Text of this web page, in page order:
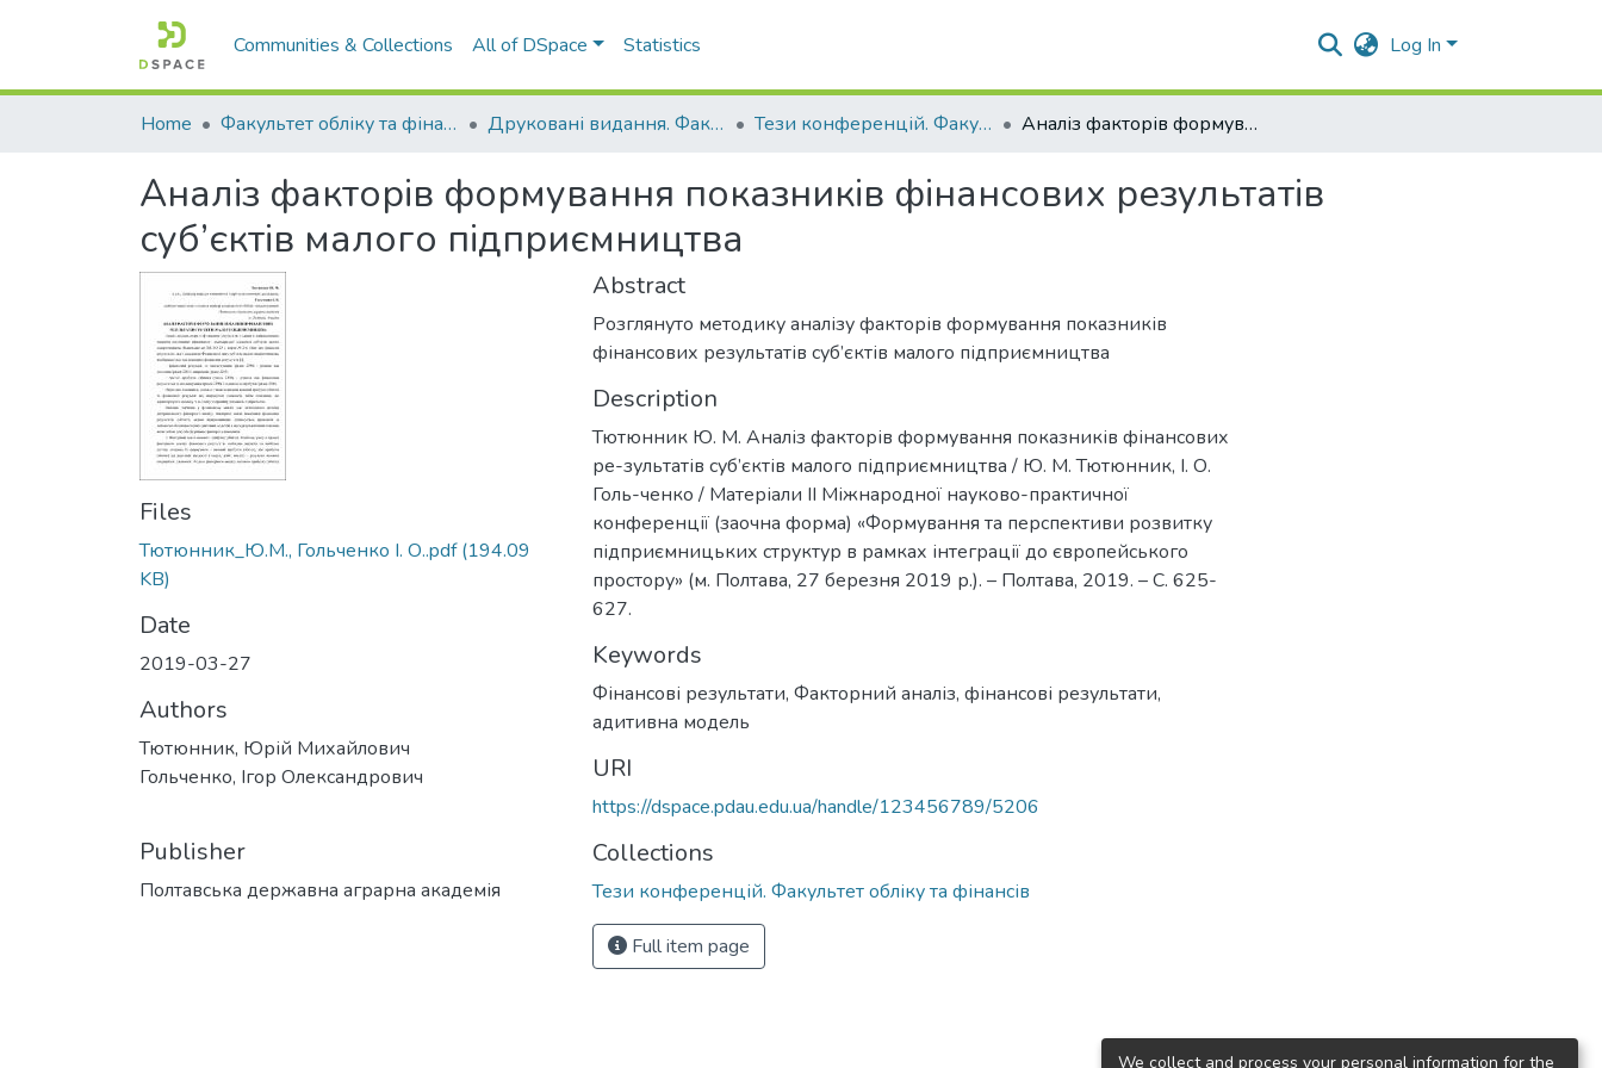
Communities & Collections All of DSpace Statistics Log In
Home Факультет обліку та фінансів Друковані видання. Факультет обліку та фінансів Тези конференцій. Факультет обліку та фінансів Аналіз факторів формування показників фінансових результатів суб’єктів малого підприємництва
Аналіз факторів формування показників фінансових результатів
суб’єктів малого підприємництва
Files
Тютюнник_Ю.М., Гольченко І. О..pdf(194.09
KB)
Date
2019-03-27
Authors
Тютюнник, Юрій Михайлович
Гольченко, Ігор Олександрович
Publisher
Полтавська державна аграрна академія
Abstract
Розглянуто методику аналізу факторів формування показників
фінансових результатів суб’єктів малого підприємництва
Description
Тютюнник Ю. М. Аналіз факторів формування показників фінансових
ре-зультатів суб’єктів малого підприємництва / Ю. М. Тютюнник, І. О.
Голь-ченко / Матеріали ІІ Міжнародної науково-практичної
конференції (заочна форма) «Формування та перспективи розвитку
підприємницьких структур в рамках інтеграції до європейського
простору» (м. Полтава, 27 березня 2019 р.). – Полтава, 2019. – С. 625-
627.
Keywords
Фінансові результати, Факторний аналіз, фінансові результати,
адитивна модель
URI
https://dspace.pdau.edu.ua/handle/123456789/5206
Collections
Тези конференцій. Факультет обліку та фінансів
Full item page
We collect and process your personal information for the